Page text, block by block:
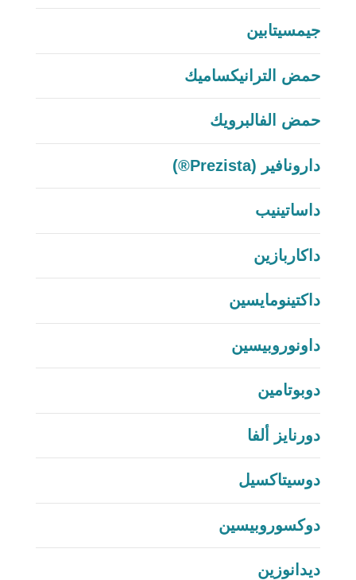
جيمسيتابين
حمض الترانيكساميك
حمض الفالبرويك
دارونافير (Prezista®)
داساتينيب
داكاربازين
داكتينومايسين
داونوروبيسين
دوبوتامين
دورنايز ألفا
دوسيتاكسيل
دوكسوروبيسين
ديدانوزين